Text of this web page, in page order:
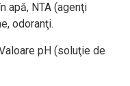
apă, NTA (agenţi
odoranţi.
pH (soluţie de